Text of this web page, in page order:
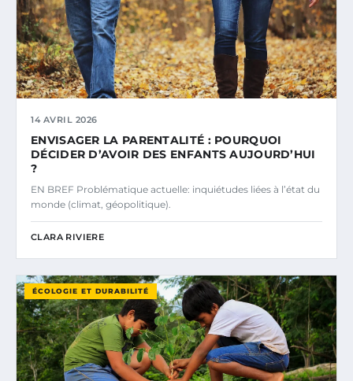
14 AVRIL 2026
ENVISAGER LA PARENTALITÉ : POURQUOI
DÉCIDER D’AVOIR DES ENFANTS AUJOURD’HUI
?
EN BREF Problématique actuelle: inquiétudes liées à l’état du
monde (climat, géopolitique).
CLARA RIVIERE
ÉCOLOGIE ET DURABILITÉ